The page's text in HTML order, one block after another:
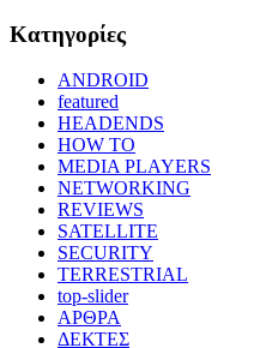
Kατηγορίες
ANDROID
featured
HEADENDS
HOW TO
MEDIA PLAYERS
NETWORKING
REVIEWS
SATELLITE
SECURITY
TERRESTRIAL
top-slider
ΑΡΘΡΑ
ΔΕΚΤΕΣ